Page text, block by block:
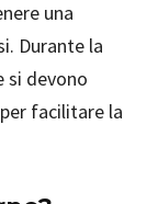
una
Durante la
devono
per facilitare la